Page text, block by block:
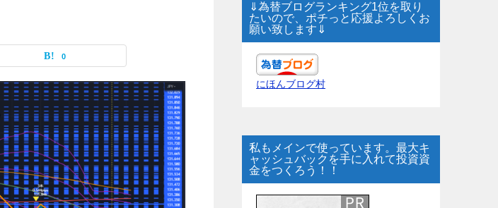
0
⇓為替ブログランキング1位を取り
たいので、ポチっと応援よろしくお
願い致します⇓
にほんブログ村
私もメインで使っています。最大キ
ャッシュバックを手に入れて投資資
金をつくろう！！